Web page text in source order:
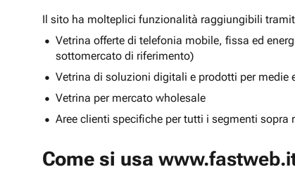
Il sito ha molteplici funzionalità raggiungibili
Vetrina offerte di telefonia mobile, fissa ed
sottomercato di riferimento)
Vetrina di soluzioni digitali e prodotti per medie
Vetrina per mercato wholesale
Aree clienti specifiche per tutti i segmenti
Come si usa